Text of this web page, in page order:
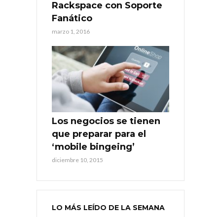
Rackspace con Soporte
Fanático
marzo 1, 2016
Los negocios se tienen
que preparar para el
‘mobile bingeing’
diciembre 10, 2015
LO MÁS LEÍDO DE LA SEMANA